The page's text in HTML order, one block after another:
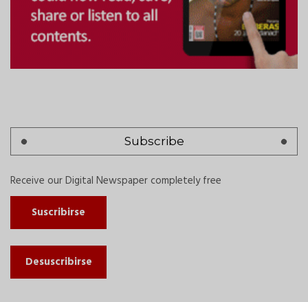
Subscribe
Receive our Digital Newspaper completely free
Suscribirse
Desuscribirse